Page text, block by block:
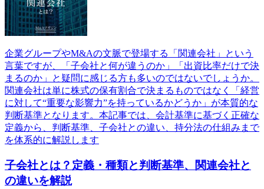
企業グループやM&Aの文脈で登場する「関連会社」という
言葉ですが、「子会社と何が違うのか」「出資比率だけで決
まるのか」と疑問に感じる方も多いのではないでしょうか。
関連会社は単に株式の保有割合で決まるものではなく「経営
に対して“重要な影響力”を持っているかどうか」が本質的な
判断基準となります。本記事では、会計基準に基づく正確な
定義から、判断基準、子会社との違い、持分法の仕組みまで
を体系的に解説します
子会社とは？定義・種類と判断基準、関連会社と
の違いを解説